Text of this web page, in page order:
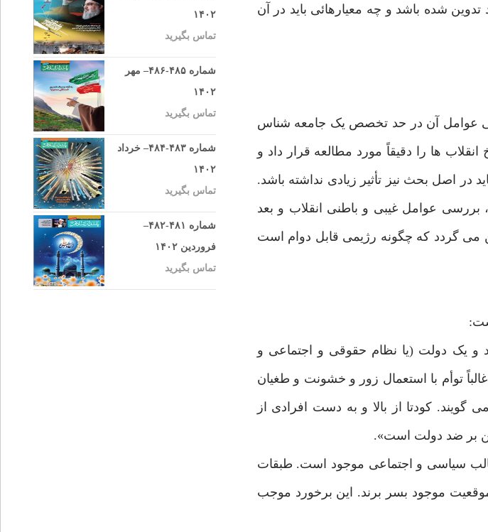
تدوین شده باشد و چه معیارهائی باید در آن
عوامل آن در حد تخصص یک جامعه شناس
ها را دقیقاً مورد مطالعه قرار داد و
اصل بحث نیز تأثیر زیادی نداشته باشد.
عوامل غیبی و باطنی انقلاب و بعد
می گردد که چگونه رژیمی قابل دوام است
و یک دولت (یا نظام حقوقی و اجتماعی و
توأم با استعمال زور و خشونت و طغیان
کودتا از بالا و به دست افرادی از
بر ضد دولت است».
قالب سیاسی و اجتماعی موجود است. طبقات
موجود بسر برند. این برخورد موجب
۱۴۰۲
تماس بگیرید
شماره ۴۸۵-۴۸۶– مهر
۱۴۰۲
تماس بگیرید
شماره ۴۸۳-۴۸۴– خرداد
۱۴۰۲
تماس بگیرید
شماره ۴۸۱-۴۸۲–
فروردین ۱۴۰۲
تماس بگیرید